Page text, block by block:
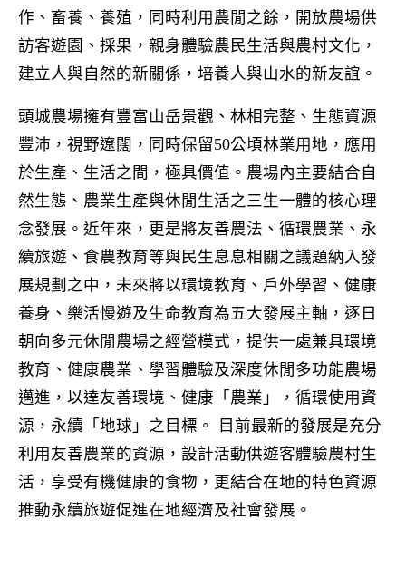
作、畜養、養殖，同時利用農閒之餘，開放農場供
訪客遊園、採果，親身體驗農民生活與農村文化，
建立人與自然的新關係，培養人與山水的新友誼。
頭城農場擁有豐富山岳景觀、林相完整、生態資源
豐沛，視野遼闊，同時保留50公頃林業用地，應用
於生產、生活之間，極具價值。農場內主要結合自
然生態、農業生產與休閒生活之三生一體的核心理
念發展。近年來，更是將友善農法、循環農業、永
續旅遊、食農教育等與民生息息相關之議題納入發
展規劃之中，未來將以環境教育、戶外學習、健康
養身、樂活慢遊及生命教育為五大發展主軸，逐日
朝向多元休閒農場之經營模式，提供一處兼具環境
教育、健康農業、學習體驗及深度休閒多功能農場
邁進，以達友善環境、健康「農業」，循環使用資
源，永續「地球」之目標。 目前最新的發展是充分
利用友善農業的資源，設計活動供遊客體驗農村生
活，享受有機健康的食物，更結合在地的特色資源
推動永續旅遊促進在地經濟及社會發展。